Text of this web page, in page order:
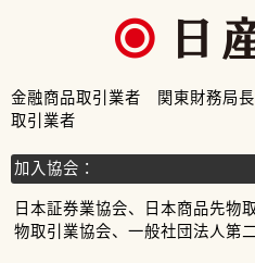
金融商品取引業者 関東財務局
取引業者
加入協会：
日本証券業協会、日本商品先物
物取引業協会、一般社団法人第